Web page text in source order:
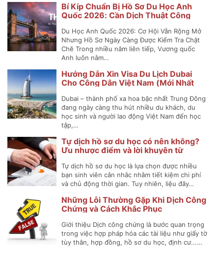
Bí Kíp Chuẩn Bị Hồ Sơ Du Học Anh
Quốc 2026: Cần Dịch Thuật Công
Du Học Anh Quốc 2026: Cơ Hội Vẫn Rộng Mở
Nhưng Hồ Sơ Ngày Càng Được Kiểm Tra Chặt
Chẽ Trong nhiều năm liên tiếp, Vương quốc
Anh luôn nằm…
Hướng Dẫn Xin Visa Du Lịch Dubai
Cho Công Dân Việt Nam (Mới Nhất
Dubai – thành phố xa hoa bậc nhất Trung Đông
đang ngày càng thu hút nhiều du khách, du
học sinh và người lao động Việt Nam đến học
tập,…
Tự dịch hồ sơ du học có nên không?
Ưu nhược điểm và lời khuyên từ
Tự dịch hồ sơ du học là lựa chọn được nhiều
bạn sinh viên cân nhắc nhằm tiết kiệm chi phí
và chủ động thời gian. Tuy nhiên, liệu đây…
Những Lỗi Thường Gặp Khi Dịch Công
Chứng và Cách Khắc Phục
Giới thiệu Dịch công chứng là bước quan trọng
trong việc hợp pháp hóa các tài liệu như giấy tờ
tùy thân, hợp đồng, hồ sơ du học, định cư...…